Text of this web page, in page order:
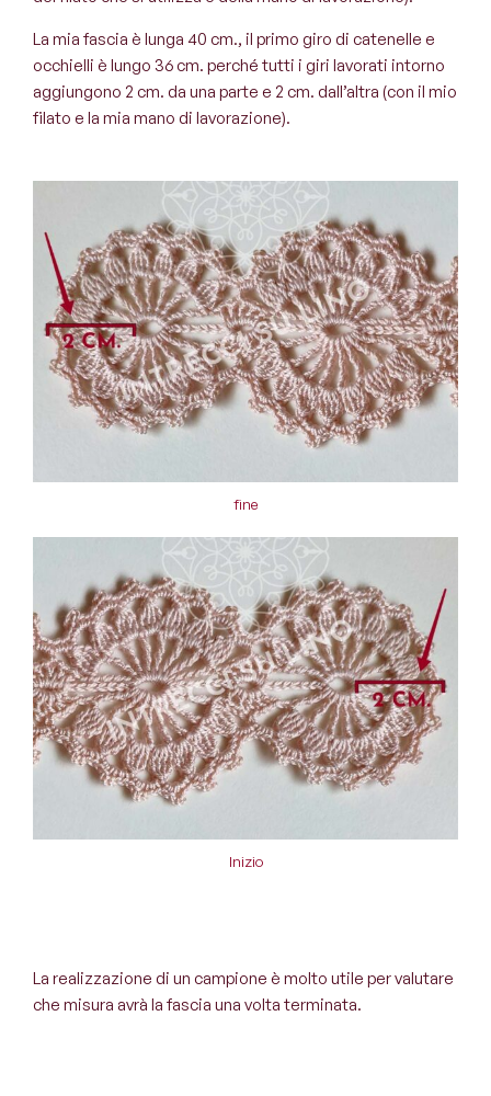
La mia fascia è lunga 40 cm., il primo giro di catenelle e
occhielli è lungo 36 cm. perché tutti i giri lavorati intorno
aggiungono 2 cm. da una parte e 2 cm. dall’altra (con il mio
filato e la mia mano di lavorazione).
fine
Inizio
La realizzazione di un campione è molto utile per valutare
che misura avrà la fascia una volta terminata.